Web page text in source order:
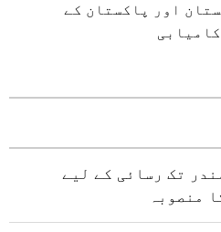
اور پاکستان کے
تک رسائی کے لیے
منصوبہ